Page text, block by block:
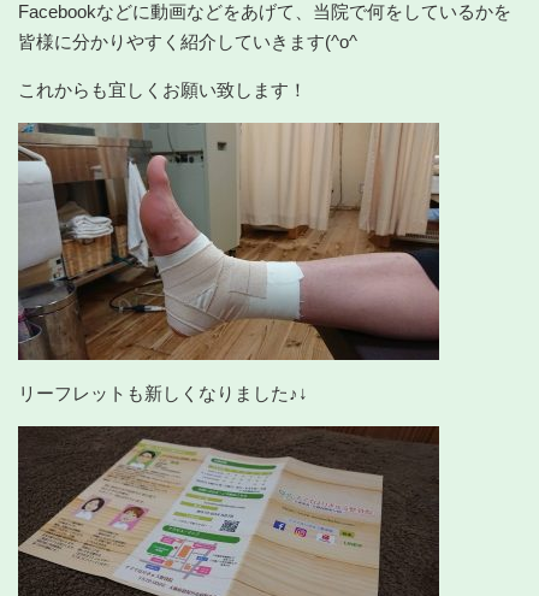
Facebookなどに動画などをあげて、当院で何をしているかを
皆様に分かりやすく紹介していきます(^o^ゞ
これからも宜しくお願い致します！
リーフレットも新しくなりました♪↓